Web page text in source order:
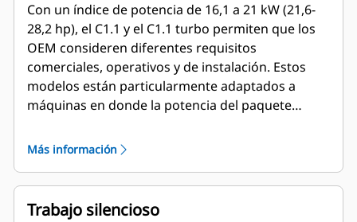
Con un índice de potencia de 16,1 a 21 kW (21,6-
28,2 hp), el C1.1 y el C1.1 turbo permiten que los
OEM consideren diferentes requisitos
comerciales, operativos y de instalación. Estos
modelos están particularmente adaptados a
máquinas en donde la potencia del paquete
requieren esa potencia adicional, existe una
todas las condiciones y alturas.
Más información
Trabajo silencioso